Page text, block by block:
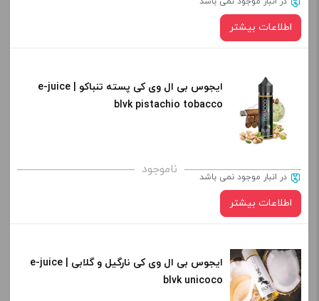
اطلاعات بیشتر
ایجوس بی ال وی کی پسته تنباکو | e-juice
blvk pistachio tobacco
ناموجود در انبار موجود نمی باشد
اطلاعات بیشتر
ایجوس بی ال وی کی نارگیل و گلابی | e-juice
blvk unicoco